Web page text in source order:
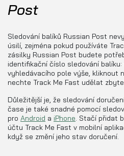
Post
Sledování balíků Russian Post
úsilí, zejména pokud používáte
zásilky Russian Post budete
identifikační číslo sledování
vyhledávacího pole výše, kliknout
nechte Track Me Fast udělat
Důležitější je, že sledování
čase je také snadné pomocí
pro Android a iPhone. Stačí přidat
účtu Track Me Fast v mobilní
když se změní jeho stav doručení.